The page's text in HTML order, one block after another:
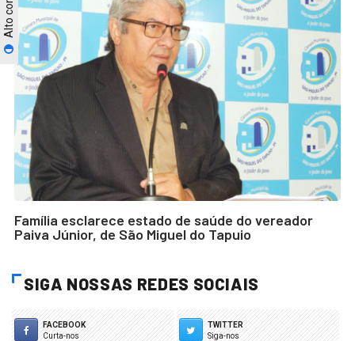
Família esclarece estado de saúde do vereador
Paiva Júnior, de São Miguel do Tapuio
SIGA NOSSAS REDES SOCIAIS
FACEBOOK
Curta-nos
TWITTER
Siga-nos